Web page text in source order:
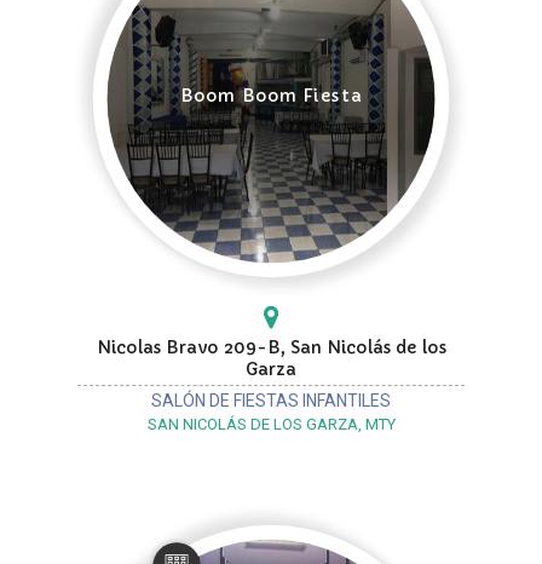
Boom Boom Fiesta
Nicolas Bravo 209-B, San Nicolás de los
Garza
SALÓN DE FIESTAS INFANTILES
SAN NICOLÁS DE LOS GARZA, MTY